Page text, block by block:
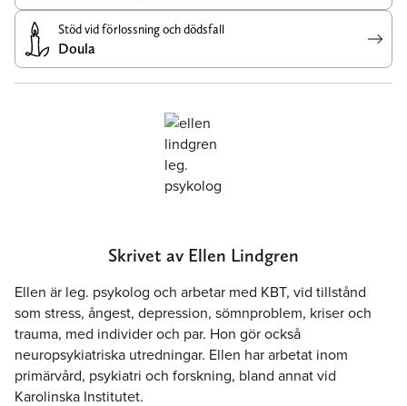
Stöd vid förlossning och dödsfall
Doula
Skrivet av Ellen Lindgren
Ellen är leg. psykolog och arbetar med KBT, vid tillstånd
som stress, ångest, depression, sömnproblem, kriser och
trauma, med individer och par. Hon gör också
neuropsykiatriska utredningar. Ellen har arbetat inom
primärvård, psykiatri och forskning, bland annat vid
Karolinska Institutet.